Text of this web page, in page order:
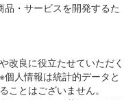
・サービスを開発するた
改良に役立たせていただく
人情報は統計的データと
ことはございません。